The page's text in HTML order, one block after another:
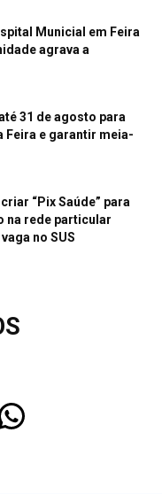
Municial em Feira
agrava a
31 de agosto para
Feira e garantir meia-
“Pix Saúde” para
na rede particular
no SUS